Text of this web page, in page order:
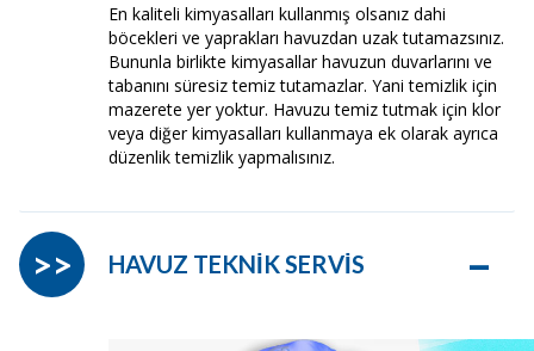
En kaliteli kimyasalları kullanmış olsanız dahi
böcekleri ve yaprakları havuzdan uzak tutamazsınız.
Bununla birlikte kimyasallar havuzun duvarlarını ve
tabanını süresiz temiz tutamazlar. Yani temizlik için
mazerete yer yoktur. Havuzu temiz tutmak için klor
veya diğer kimyasalları kullanmaya ek olarak ayrıca
düzenlik temizlik yapmalısınız.
HAVUZ TEKNİK SERVİS –
>>